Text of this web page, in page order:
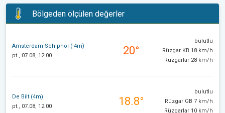
Bölgeden ölçülen değerler
Amsterdam-Schiphol (-4m)
pt., 07.08, 12:00
20°
bulutlu
Rüzgar KB 18 km/h
Rüzgarlar 28 km/h
De Bilt (4m)
pt., 07.08, 12:00
18.8°
bulutlu
Rüzgar GB 7 km/h
Rüzgarlar 10 km/h